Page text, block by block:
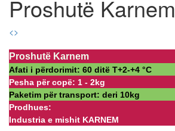
Proshutë Karnem
<>
Proshutë Karnem
Afati i përdorimit: 60 ditë Т+2-+4 °С
Pesha për copë: 1 - 2kg
Paketim për transport: deri 10kg
Prodhues:
Industria e mishit KARNEM